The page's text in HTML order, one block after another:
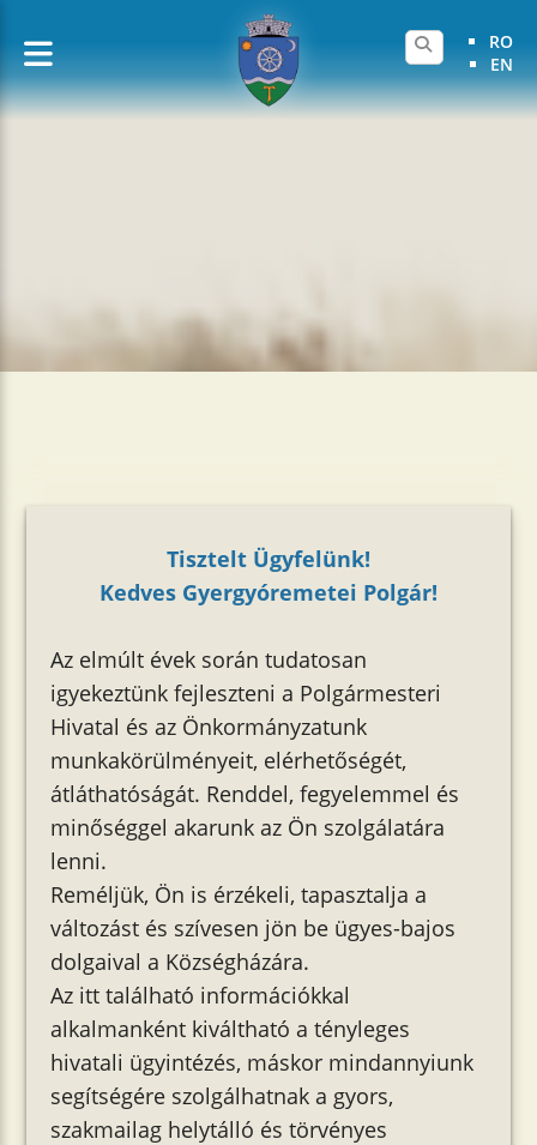
RO
EN
Tisztelt Ügyfelünk!
Kedves Gyergyóremetei Polgár!
Az elmúlt évek során tudatosan
igyekeztünk fejleszteni a Polgármesteri
Hivatal és az Önkormányzatunk
munkakörülményeit, elérhetőségét,
átláthatóságát. Renddel, fegyelemmel és
minőséggel akarunk az Ön szolgálatára
lenni.
Reméljük, Ön is érzékeli, tapasztalja a
változást és szívesen jön be ügyes-bajos
dolgaival a Községházára.
Az itt található információkkal
alkalmanként kiváltható a tényleges
hivatali ügyintézés, máskor mindannyiunk
segítségére szolgálhatnak a gyors,
szakmailag helytálló és törvényes